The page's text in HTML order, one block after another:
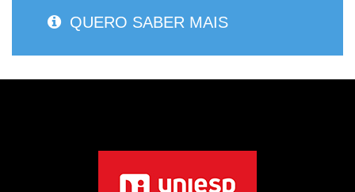
QUERO SABER MAIS